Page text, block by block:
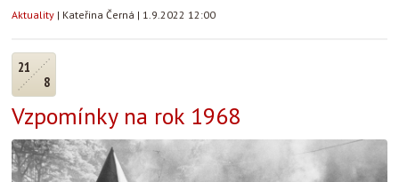
Aktuality | Kateřina Černá | 1.9.2022 12:00
21
8
Vzpomínky na rok 1968